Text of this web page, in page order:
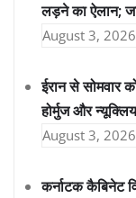
लड़ने का ऐलान;
August 3, 2026
ईरान से सोमवार
होर्मुज और
August 3, 2026
कर्नाटक कैबिनेट